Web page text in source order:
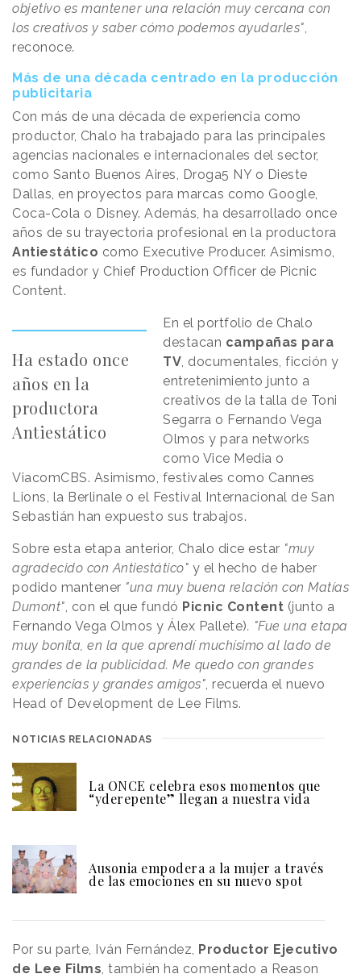
objetivo es mantener una relación muy cercana con
los creativos y saber cómo podemos ayudarles",
reconoce.
Más de una década centrado en la producción
publicitaria
Con más de una década de experiencia como
productor, Chalo ha trabajado para las principales
agencias nacionales e internacionales del sector,
como Santo Buenos Aires, Droga5 NY o Dieste
Dallas, en proyectos para marcas como Google,
Coca-Cola o Disney. Además, ha desarrollado once
años de su trayectoria profesional en la productora
Antiestático como Executive Producer. Asimismo,
es fundador y Chief Production Officer de Picnic
Content.
Ha estado once
años en la
productora
Antiestático
En el portfolio de Chalo
destacan campañas para
TV, documentales, ficción y
entretenimiento junto a
creativos de la talla de Toni
Segarra o Fernando Vega
Olmos y para networks
como Vice Media o
ViacomCBS. Asimismo, festivales como Cannes
Lions, la Berlinale o el Festival Internacional de San
Sebastián han expuesto sus trabajos.
Sobre esta etapa anterior, Chalo dice estar "muy
agradecido con Antiestático" y el hecho de haber
podido mantener "una muy buena relación con Matías
Dumont", con el que fundó Picnic Content (junto a
Fernando Vega Olmos y Álex Pallete). "Fue una etapa
muy bonita, en la que aprendí muchísimo al lado de
grandes de la publicidad. Me quedo con grandes
experiencias y grandes amigos", recuerda el nuevo
Head of Development de Lee Films.
NOTICIAS RELACIONADAS
La ONCE celebra esos momentos que
“yderepente” llegan a nuestra vida
Ausonia empodera a la mujer a través
de las emociones en su nuevo spot
Por su parte, Iván Fernández, Productor Ejecutivo
de Lee Films, también ha comentado a Reason